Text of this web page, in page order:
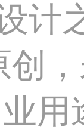
计
创
用